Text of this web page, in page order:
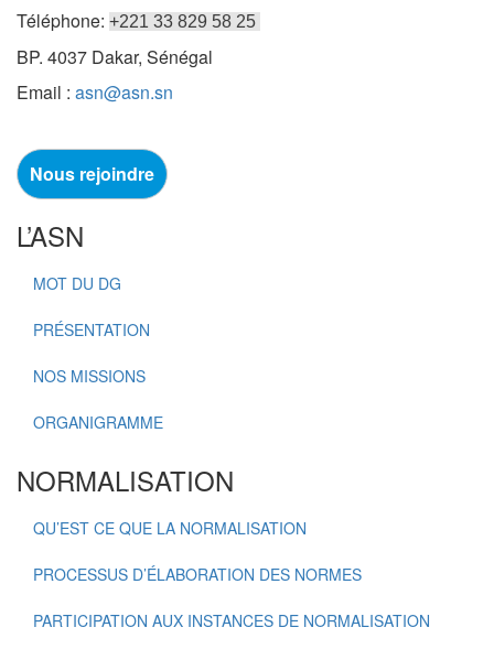
Téléphone: +221 33 829 58 25
BP. 4037 Dakar, Sénégal
Email : asn@asn.sn
Nous rejoindre
L’ASN
MOT DU DG
PRÉSENTATION
NOS MISSIONS
ORGANIGRAMME
NORMALISATION
QU’EST CE QUE LA NORMALISATION
PROCESSUS D’ÉLABORATION DES NORMES
PARTICIPATION AUX INSTANCES DE NORMALISATION